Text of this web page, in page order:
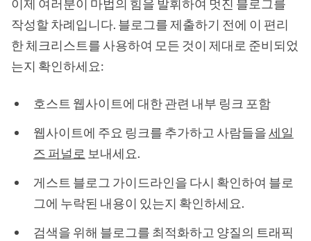
이제 여러분이 마법의 힘을 발휘하여 멋진 블로그를
작성할 차례입니다. 블로그를 제출하기 전에 이 편리
한 체크리스트를 사용하여 모든 것이 제대로 준비되었
는지 확인하세요:
호스트 웹사이트에 대한 관련 내부 링크 포함
웹사이트에 주요 링크를 추가하고 사람들을세일
즈 퍼널로 보내세요.
게스트 블로그 가이드라인을 다시 확인하여 블로
그에 누락된 내용이 있는지 확인하세요.
검색을 위해 블로그를 최적화하고 양질의 트래픽